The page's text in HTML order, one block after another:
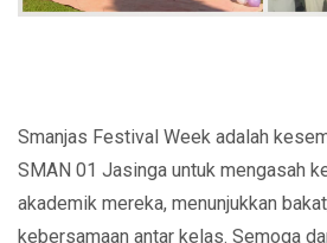
Smanjas Festival Week adalah
SMAN 01 Jasinga untuk mengasah
akademik mereka, menunjukkan
kebersamaan antar kelas. Semoga